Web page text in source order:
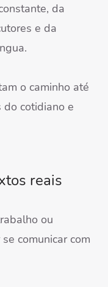
da
e da
o caminho até
do cotidiano e
reais
ou
comunicar com